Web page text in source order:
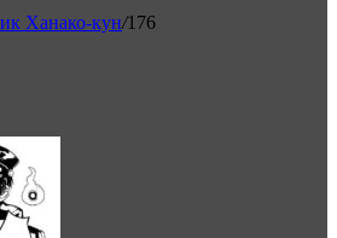
Ханако-кун/176